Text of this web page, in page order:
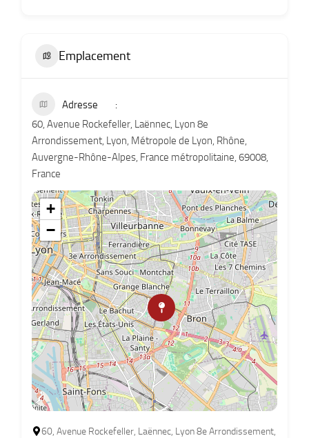
Emplacement
Adresse
60, Avenue Rockefeller, Laënnec, Lyon 8e
Arrondissement, Lyon, Métropole de Lyon, Rhône,
Auvergne-Rhône-Alpes, France métropolitaine, 69008,
France
+
−
60, Avenue Rockefeller, Laënnec, Lyon 8e Arrondissement,